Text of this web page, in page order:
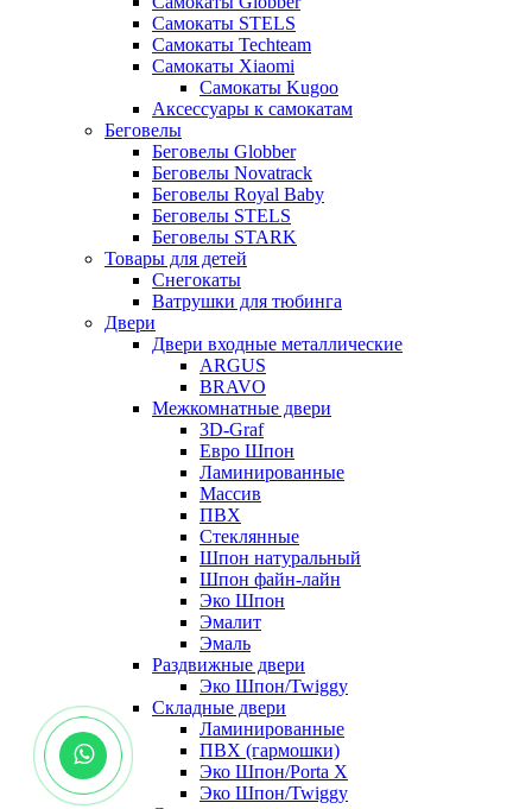
Самокаты STELS
Самокаты Techteam
Самокаты Xiaomi
Самокаты Kugoo
Аксессуары к самокатам
Беговелы
Беговелы Globber
Беговелы Novatrack
Беговелы Royal Baby
Беговелы STELS
Беговелы STARK
Товары для детей
Снегокаты
Ватрушки для тюбинга
Двери
Двери входные металлические
ARGUS
BRAVO
Межкомнатные двери
3D-Graf
Евро Шпон
Ламинированные
Массив
ПВХ
Стеклянные
Шпон натуральный
Шпон файн-лайн
Эко Шпон
Эмалит
Эмаль
Раздвижные двери
Эко Шпон/Twiggy
Складные двери
Ламинированные
ПВХ (гармошки)
Эко Шпон/Porta X
Эко Шпон/Twiggy